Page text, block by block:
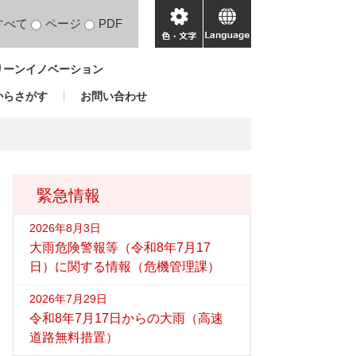
べて ページ PDF
色・
文
language
ンイノベーション
らさがす お問い合わせ
緊急情報
2026年8月3日
大雨危険警報等（令和8年7月17
日）に関する情報（危機管理課）
2026年7月29日
令和8年7月17日からの大雨（高速
道路無料措置）